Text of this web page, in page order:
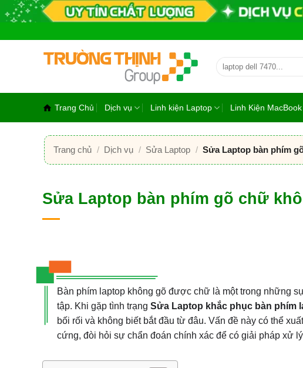
qua
Tìm
kiếm:
Trang Chủ Dịch vụ Linh kiện Laptop Linh Kiện MacBook
Trang chủ / Dịch vụ / Sửa Laptop / Sửa Laptop bàn phím
Sửa Laptop bàn phím gõ chữ
Bàn phím laptop không gõ được chữ là một trong những
tập. Khi gặp tình trạng Sửa Laptop khắc phục bàn phím
bối rối và không biết bắt đầu từ đâu. Vấn đề này có thể
cứng, đòi hỏi sự chẩn đoán chính xác để có giải pháp xử